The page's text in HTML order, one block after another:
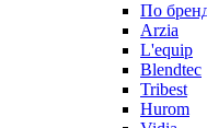
По
Arzia
L'equip
Blendtec
Tribest
Hurom